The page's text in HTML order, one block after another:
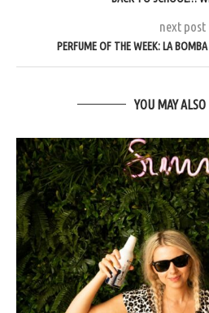
next post
PERFUME OF THE WEEK: LA
YOU MAY